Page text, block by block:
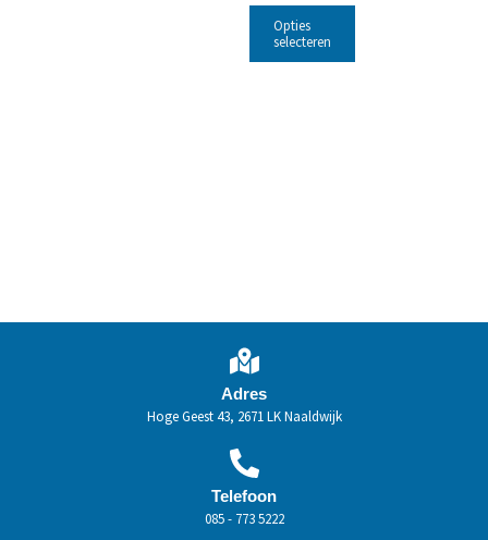
Opties
selecteren
Adres
Hoge Geest 43, 2671 LK Naaldwijk
Telefoon
085 - 773 5222